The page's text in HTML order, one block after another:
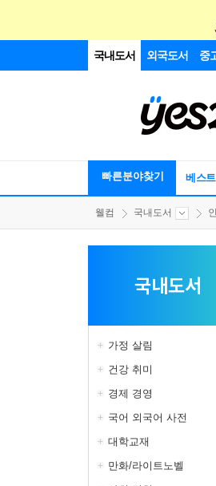
국내도서 외국도서 중
빠른분야찾기 베스트
웰컴 국내도서
국내도서
가정 살림
건강 취미
경제 경영
국어 외국어 사전
대학교재
만화/라이트노벨